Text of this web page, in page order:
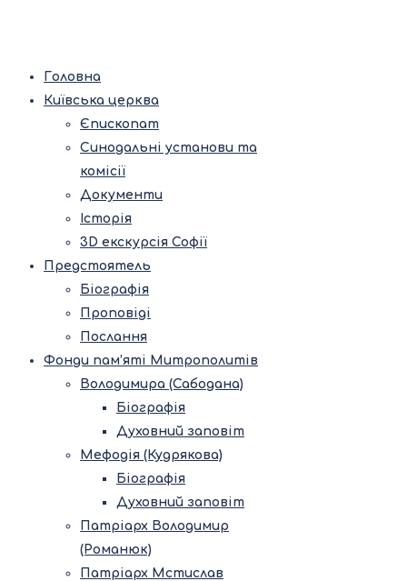
Головна
Київська церква
Єпископат
Синодальні установи та
комісії
Документи
Історія
3D екскурсія Софії
Предстоятель
Біографія
Проповіді
Послання
Фонди пам’яті Митрополитів
Володимира (Сабодана)
Біографія
Духовний заповіт
Мефодія (Кудрякова)
Біографія
Духовний заповіт
Патріарх Володимир
(Романюк)
Патріарх Мстислав